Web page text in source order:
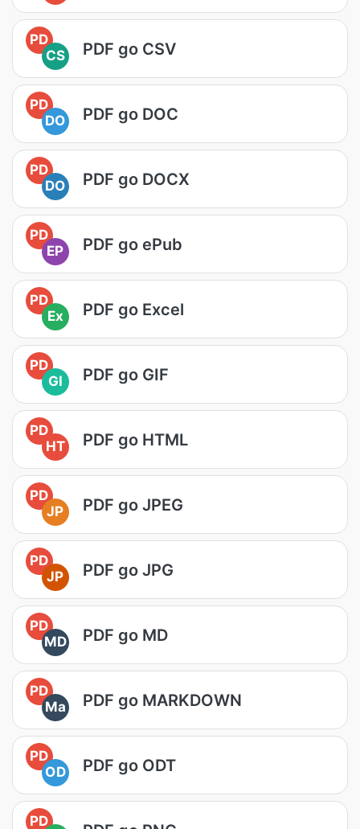
PD
CS
PDF go CSV
PD
DO
PDF go DOC
PD
DO
PDF go DOCX
PD
EP
PDF go ePub
PD
Ex
PDF go Excel
PD
GI
PDF go GIF
PD
HT
PDF go HTML
PD
JP
PDF go JPEG
PD
JP
PDF go JPG
PD
MD
PDF go MD
PD
Ma
PDF go MARKDOWN
PD
OD
PDF go ODT
PD